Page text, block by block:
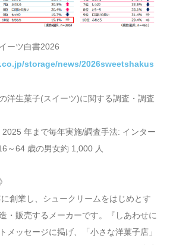
ーツ白書2026
storage/news/2026sweetshakus
洋生菓子(スイーツ)に関する調査・調査
年まで毎年実施/調査手法: インター
～64 歳の男女約 1,000 人
創業し、シュークリームをはじめとす
・販売するメーカーです。『しあわせに
メッセージに掲げ、「小さな洋菓子店」